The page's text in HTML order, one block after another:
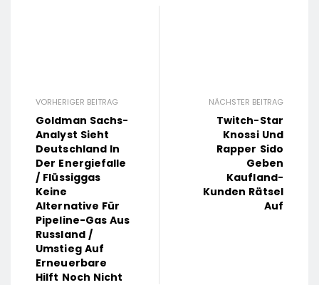
VORHERIGER BEITRAG
Goldman Sachs-
Analyst Sieht
Deutschland In
Der Energiefalle
/ Flüssiggas
Keine
Alternative Für
Pipeline-Gas Aus
Russland /
Umstieg Auf
Erneuerbare
Hilft Noch Nicht
NÄCHSTER BEITRAG
Twitch-Star
Knossi Und
Rapper Sido
Geben
Kaufland-
Kunden Rätsel
Auf